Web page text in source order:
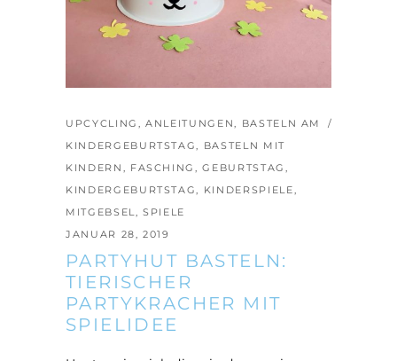
UPCYCLING ,ANLEITUNGEN, BASTELN AM
KINDERGEBURTSTAG, BASTELN MIT
KINDERN , FASCHING,GEBURTSTAG ,
KINDERGEBURTSTAG, KINDERSPIELE,
MITGEBSEL,SPIELE
JANUAR 28, 2019
PARTYHUT BASTELN:
TIERISCHER
PARTYKRACHER MIT
SPIELIDEE